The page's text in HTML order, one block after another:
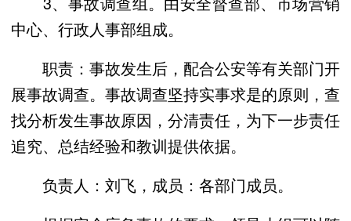
中心、行政人事部组成。
职责：事故发生后，配合公安等有关部门开
展事故调查。事故调查坚持实事求是的原则，查
找分析发生事故原因，分清责任，为下一步责任
追究、总结经验和教训提供依据。
负责人：刘飞，成员：各部门成员。